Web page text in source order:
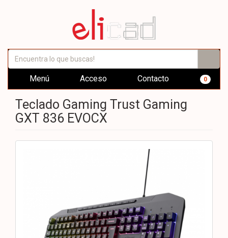
Menú Acceso Contacto 0
Teclado Gaming Trust Gaming
GXT 836 EVOCX